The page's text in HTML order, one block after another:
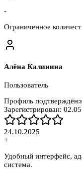
-
Ограниченное
Алёна Калинина
Пользователь
Профиль подтверждён:
Зарегистрирован:
24.10.2025
+
Удобный интерфейс,
система.